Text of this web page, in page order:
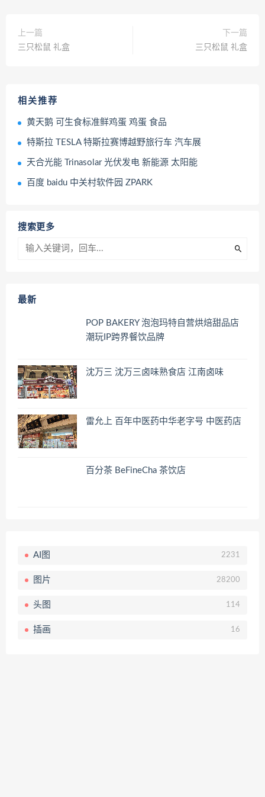
上一篇
三只松鼠 礼盒
下一篇
三只松鼠 礼盒
相关推荐
黄天鹅 可生食标准鲜鸡蛋 鸡蛋 食品
特斯拉 TESLA 特斯拉赛博越野旅行车 汽车展
天合光能 Trinasolar 光伏发电 新能源 太阳能
百度 baidu 中关村软件园 ZPARK
搜索更多
最新
POP BAKERY 泡泡玛特自营烘焙甜品店
潮玩IP跨界餐饮品牌
沈万三 沈万三卤味熟食店 江南卤味
雷允上 百年中医药中华老字号 中医药店
百分茶 BeFineCha 茶饮店
AI图 2231
图片 28200
头图 114
插画 16